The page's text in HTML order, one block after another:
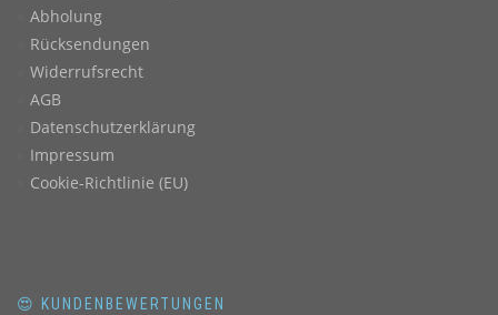
Abholung
Rücksendungen
Widerrufsrecht
AGB
Datenschutzerklärung
Impressum
Cookie-Richtlinie (EU)
😍 KUNDENBEWERTUNGEN